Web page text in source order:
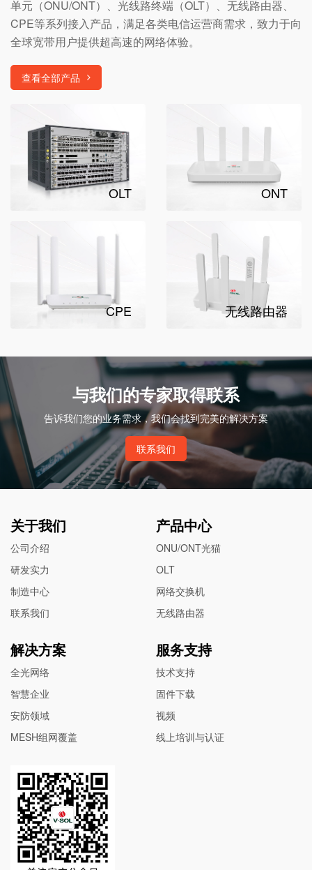
单元（ONU/ONT）、光线路终端（OLT）、无线路由器、
CPE等系列接入产品，满足各类电信运营商需求，致力于向
全球宽带用户提供超高速的网络体验。
查看全部产品
OLT ONT
CPE 无线路由器
与我们的专家取得联系
告诉我们您的业务需求，我们会找到完美的解决方案
联系我们
关于我们
公司介绍
研发实力
制造中心
联系我们
产品中心
ONU/ONT光猫
OLT
网络交换机
无线路由器
解决方案
全光网络
智慧企业
安防领域
MESH组网覆盖
服务支持
技术支持
固件下载
视频
线上培训与认证